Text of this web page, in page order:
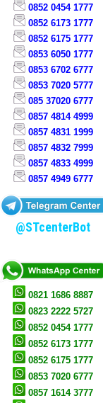
0852 0454 1777
0852 6173 1777
0852 6175 1777
0853 6050 1777
0853 6702 6777
0853 7020 5777
085 37020 6777
0857 4814 4999
0857 4831 1999
0857 4832 7999
0857 4833 4999
0857 4949 6777
@STcenterBot
0821 1686 8887
0823 2222 5727
0852 0454 1777
0852 6173 1777
0852 6175 1777
0853 7020 6777
0857 1614 3777